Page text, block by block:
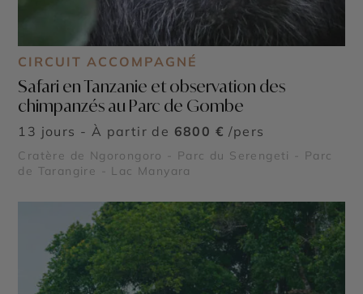
CIRCUIT ACCOMPAGNÉ
Safari en Tanzanie et observation des
chimpanzés au Parc de Gombe
13 jours - À partir de 6800 € /pers
Cratère de Ngorongoro - Parc du Serengeti - Parc
de Tarangire - Lac Manyara